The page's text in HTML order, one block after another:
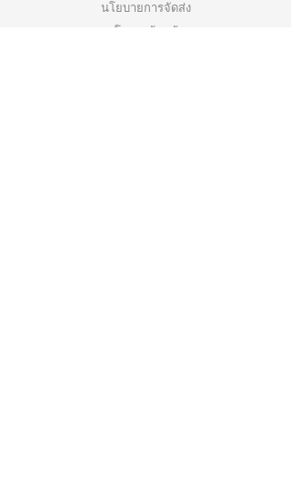
นโยบายการจัดส่ง
นโยบายร้านค้า